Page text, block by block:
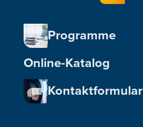
Programme
Online-Katalog
Kontaktformular